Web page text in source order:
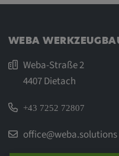
WEBA
Weba-Straße 2
4407 Dietach
+43 7252 72807
office@weba.solutions